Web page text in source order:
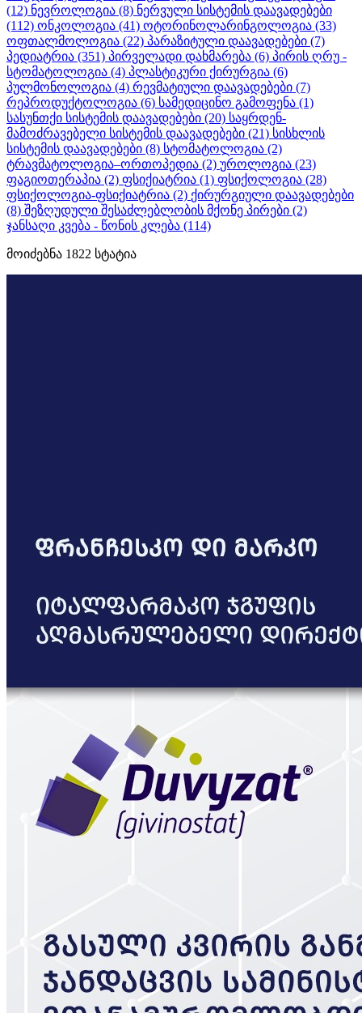
(12) ნევროლოგია (8) ნერვული სისტემის დაავადებები
(112) ონკოლოგია (41) ოტორინოლარინგოლოგია (33)
ოფთალმოლოგია (22) პარაზიტული დაავადებები (7)
პედიატრია (351) პირველადი დახმარება (6) პირის ღრუ -
სტომატოლოგია (4) პლასტიკური ქირურგია (6)
პულმონოლოგია (4) რევმატიული დაავადებები (7)
რეპროდუქტოლოგია (6) სამედიცინო გამოფენა (1)
სასუნთქი სისტემის დაავადებები (20) საყრდენ-
მამოძრავებელი სისტემის დაავადებები (21) სისხლის
სისტემის დაავადებები (8) სტომატოლოგია (2)
ტრავმატოლოგია–ორთოპედია (2) უროლოგია (23)
ფაგიოთერაპია (2) ფსიქიატრია (1) ფსიქოლოგია (28)
ფსიქოლოგია-ფსიქიატრია (2) ქირურგიული დაავადებები
(8) შეზღუდული შესაძლებლობის მქონე პირები (2)
ჯანსაღი კვება - წონის კლება (114)
მოიძებნა 1822 სტატია